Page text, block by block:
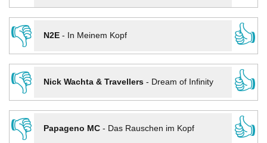
👎
N2E- In Meinem Kopf
👍
👎
Nick Wachta & Travellers- Dream of Infinity
👍
👎
Papageno MC- Das Rauschen im Kopf
👍